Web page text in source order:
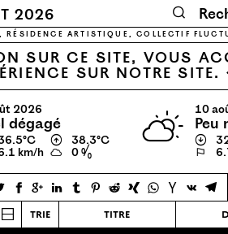
2026 🔍
ARTISTIQUE, COLLECTIF
SUR CE SITE, VOUS
SUR NOTRE
2026
dégagé
↑
38.3℃
km/h 0 %
10
↓
⚐
trie titre